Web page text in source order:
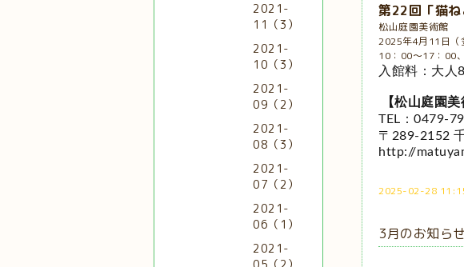
第22回「猫ね
松山庭園美術館
2025年4月11日（
10：00～17：00
入館料：大
【松山庭園美
TEL：0479-
〒289-2152
http://
2025-02-28
3月のお知らせ
2021-
11（3）
2021-
10（3）
2021-
09（2）
2021-
08（3）
2021-
07（2）
2021-
06（1）
2021-